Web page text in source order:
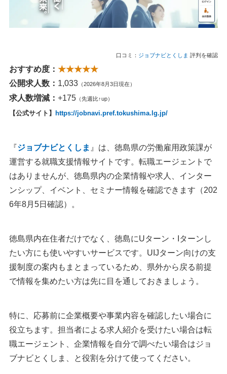
口コミ： ジョブナビとくしま 評判を確認
おすすめ度： ★★★★★
公開求人数： 1,033 （2026年8月3日現在）
求人数増減： +175 （先週比↑up）
【公式サイト】 https://jobnavi.pref.tokushima.lg.jp/
『ジョブナビとくしま 』は、徳島県の労働雇用政策課が
運営する就職支援情報サイトです。転職エージェントで
はありませんが、徳島県内の企業情報や求人、インター
ンシップ、イベント、セミナー情報を確認できます（202
6年8月5日確認）。
徳島県内在住者だけでなく、徳島にUターン・Iターンし
たい方にも使いやすいサービスです。UIJターン向けの支
援制度の案内もまとまっているため、県外から戻る前提
で情報を集めたい方は先に目を通しておきましょう。
特に、応募前に企業概要や事業内容を確認したい場合に
役立ちます。担当者による求人紹介を受けたい場合は転
職エージェント、企業情報を自分で調べたい場合はジョ
ブナビとくしま、と役割を分けて使ってください。